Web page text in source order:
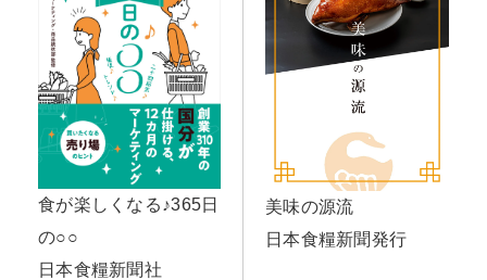
食が楽しくなる♪365日
の○○
日本食糧新聞社
美味の源流
日本食糧新聞発行